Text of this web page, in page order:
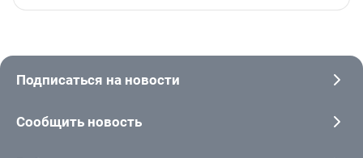
Подписаться на новости
Сообщить новость